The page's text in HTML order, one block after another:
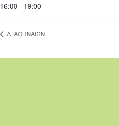
16:00 - 19:00
Δ. ΑΘΗΝΑΙΩΝ